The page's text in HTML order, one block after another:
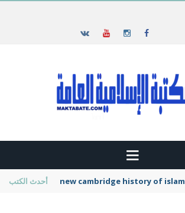
أحدث الكتب new cambridge history of islam